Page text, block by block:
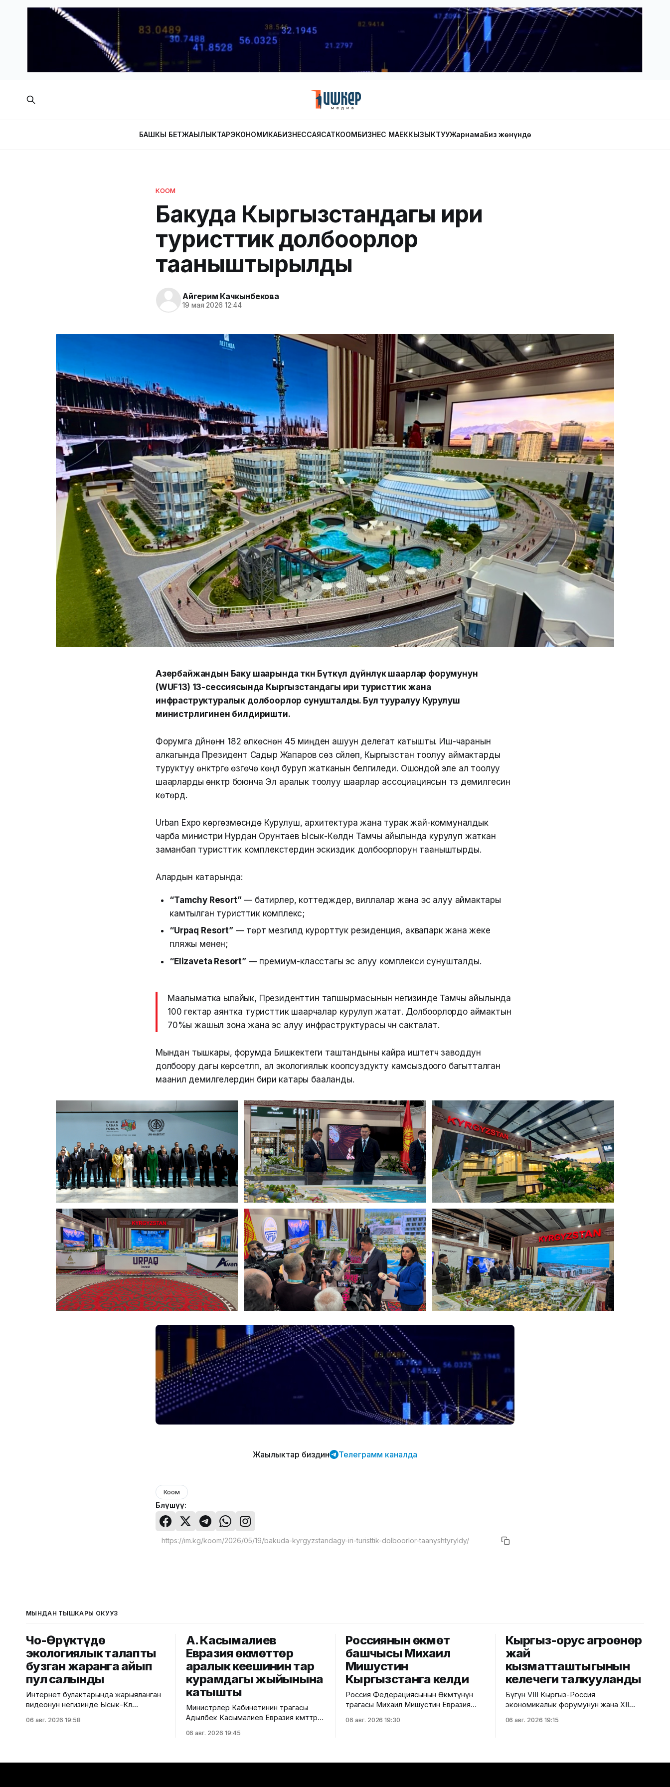
БАШКЫ БЕТЖАҢЫЛЫКТАРЭКОНОМИКАБИЗНЕССАЯСАТКООМБИЗНЕС МАЕККЫЗЫКТУУЖарнамаБиз жөнүндө
КООМ
Бакуда Кыргызстандагы ири
туристтик долбоорлор
тааныштырылды
Айгерим Качкынбекова
19 мая 2026 12:44
Азербайжандын Баку шаарында өткөн Бүткүл дүйнөлүк шаарлар форумунун
(WUF13) 13-сессиясында Кыргызстандагы ири туристтик жана
инфраструктуралык долбоорлор сунушталды. Бул тууралуу Курулуш
министрлигинен билдиришти.
Форумга дүйнөнүн 182 өлкөсүнөн 45 миңден ашуун делегат катышты. Иш-чаранын
алкагында Президент Садыр Жапаров сөз сүйлөп, Кыргызстан тоолуу аймактарды
туруктуу өнүктүрүүгө өзгөчө көңүл буруп жатканын белгиледи. Ошондой эле ал тоолуу
шаарларды өнүктүрүү боюнча Эл аралык тоолуу шаарлар ассоциациясын түзүү демилгесин
көтөрдү.
Urban Expo көргөзмөсүндө Курулуш, архитектура жана турак жай-коммуналдык
чарба министри Нурдан Орунтаев Ысык-Көлдүн Тамчы айылында курулуп жаткан
заманбап туристтик комплекстердин эскиздик долбоорлорун тааныштырды.
Алардын катарында:
“Tamchy Resort”— батирлер, коттедждер, виллалар жана эс алуу аймактары
камтылган туристтик комплекс;
“Urpaq Resort”— төрт мезгилдүү курорттук резиденция, аквапарк жана жеке
пляжы менен;
“Elizaveta Resort” — премиум-класстагы эс алуу комплекси сунушталды.
Маалыматка ылайык, Президенттин тапшырмасынын негизинде Тамчы айылында
100 гектар аянтка туристтик шаарчалар курулуп жатат. Долбоорлордо аймактын
70%ы жашыл зона жана эс алуу инфраструктурасы үчүн сакталат.
Мындан тышкары, форумда Бишкектеги таштандыны кайра иштетүүчү заводдун
долбоору дагы көрсөтүлүп, ал экологиялык коопсуздукту камсыздоого багытталган
маанилүү демилгелердин бири катары бааланды.
Жаңылыктар биздин Телеграмм каналда
Коом
Бөлүшүү:
МЫНДАН ТЫШКАРЫ ОКУҢУЗ
Чоң-Өрүктүдө
экологиялык талапты
бузган жаранга айып
пул салынды
Интернет булактарында жарыяланган
видеонун негизинде Ысык-Көл
таштанды калдыктарын
техникалык көзөмөл министрлигинен
06 авг. 2026 19:58
А. Касымалиев
Евразия өкмөттөр
аралык кеңешинин тар
курамдагы жыйынына
катышты
Министрлер Кабинетинин төрагасы
Адылбек Касымалиев Евразия өкмөттөр
курамдагы жыйынына катышты. Бул
06 авг. 2026 19:45
Россиянын өкмөт
башчысы Михаил
Мишустин
Кыргызстанга келди
Россия Федерациясынын Өкмөтүнүн
төрагасы Михаил Мишустин Евразия
жыйынына катышуу үчүн Кыргызстанга
Эрлист Акунбеков тосуп алды.
06 авг. 2026 19:30
Кыргыз-орус агроөнөр
жай
кызматташтыгынын
келечеги талкууланды
Бүгүн VIII Кыргыз-Россия
экономикалык форумунун жана XII
конференциясынын алкагында "Айыл
Айыл чарба министрлигинин басма сөз
06 авг. 2026 19:15